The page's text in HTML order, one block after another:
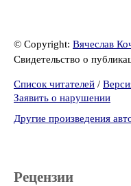
© Copyright: Вячеслав
Свидетельство о
Список читателей /
Заявить о нарушении
Другие произведения
Рецензии